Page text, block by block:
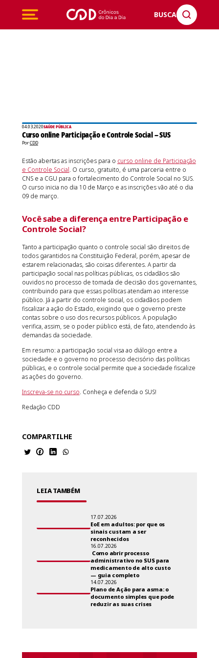
BUSCA
04.03.2020SAÚDE PÚBLICA
Curso online Participação e Controle Social – SUS
PorCDD
Estão abertas as inscrições para o curso online de Participação
e Controle Social. O curso, gratuito, é uma parceria entre o
CNS e a CGU para o fortalecimento do Controle Social no SUS.
O curso inicia no dia 10 de Março e as inscrições vão até o dia
09 de março.
Você sabe a diferença entre Participação e
Controle Social?
Tanto a participação quanto o controle social são direitos de
todos garantidos na Constituição Federal, porém, apesar de
estarem relacionadas, são coisas diferentes. A partir da
participação social nas políticas públicas, os cidadãos são
ouvidos no processo de tomada de decisão dos governantes,
contribuindo para que essas políticas atendam ao interesse
público. Já a partir do controle social, os cidadãos podem
fiscalizar a ação do Estado, exigindo que o governo preste
contas sobre o uso dos recursos públicos. A população
verifica, assim, se o poder público está, de fato, atendendo às
demandas da sociedade.
Em resumo: a participação social visa ao diálogo entre a
sociedade e o governo no processo decisório das políticas
públicas, e o controle social permite que a sociedade fiscalize
as ações do governo.
Inscreva-se no curso. Conheça e defenda o SUS!
Redação CDD
COMPARTILHE
LEIA TAMBÉM
17.07.2026
EoE em adultos: por que os
sinais custam a ser
reconhecidos
16.07.2026
Como abrir processo
administrativo no SUS para
medicamento de alto custo
— guia completo
14.07.2026
Plano de Ação para asma: o
documento simples que pode
reduzir as suas crises